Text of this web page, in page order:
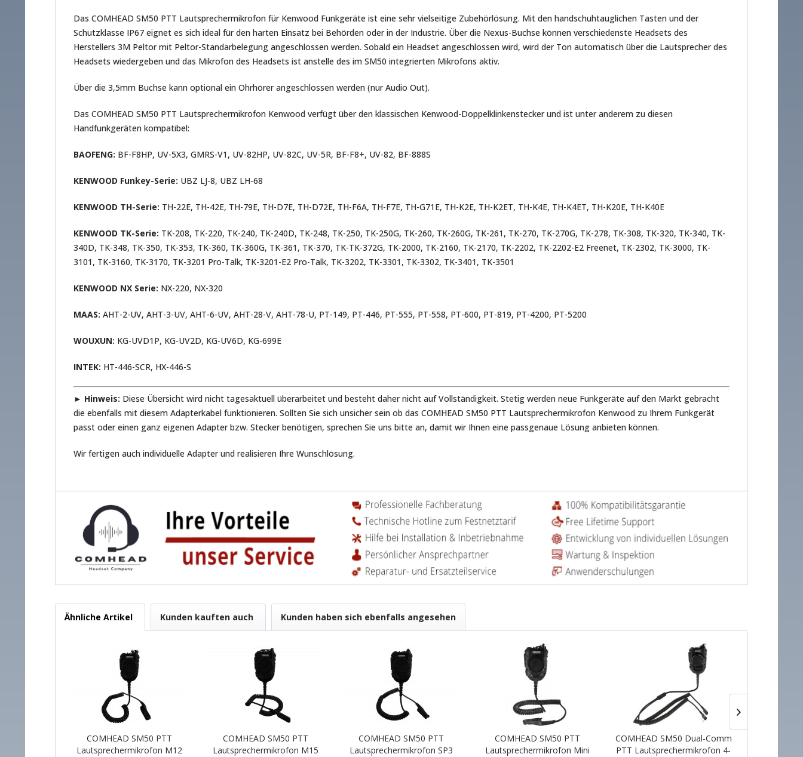
Das COMHEAD SM50 PTT Lautsprechermikrofon für Kenwood Funkgeräte ist eine sehr vielseitige Zubehörlösung. Mit den handschuhtauglichen Tasten und der
Schutzklasse IP67 eignet es sich ideal für den harten Einsatz bei Behörden oder in der Industrie. Über die Nexus-Buchse können verschiedenste Headsets des
Herstellers 3M Peltor mit Peltor-Standarbelegung angeschlossen werden. Sobald ein Headset angeschlossen wird, wird der Ton automatisch über die Lautsprecher des
Headsets wiedergeben und das Mikrofon des Headsets ist anstelle des im SM50 integrierten Mikrofons aktiv.
Über die 3,5mm Buchse kann optional ein Ohrhörer angeschlossen werden (nur Audio Out).
Das COMHEAD SM50 PTT Lautsprechermikrofon Kenwood verfügt über den klassischen Kenwood-Doppelklinkenstecker und ist unter anderem zu diesen
Handfunkgeräten kompatibel:
BAOFENG: BF-F8HP, UV-5X3, GMRS-V1, UV-82HP, UV-82C, UV-5R, BF-F8+, UV-82, BF-888S
KENWOOD Funkey-Serie: UBZ LJ-8, UBZ LH-68
KENWOOD TH-Serie: TH-22E, TH-42E, TH-79E, TH-D7E, TH-D72E, TH-F6A, TH-F7E, TH-G71E, TH-K2E, TH-K2ET, TH-K4E, TH-K4ET, TH-K20E, TH-K40E
KENWOOD TK-Serie: TK-208, TK-220, TK-240, TK-240D, TK-248, TK-250, TK-250G, TK-260, TK-260G, TK-261, TK-270, TK-270G, TK-278, TK-308, TK-320, TK-340, TK-
340D, TK-348, TK-350, TK-353, TK-360, TK-360G, TK-361, TK-370, TK-TK-372G, TK-2000, TK-2160, TK-2170, TK-2202, TK-2202-E2 Freenet, TK-2302, TK-3000, TK-
3101, TK-3160, TK-3170, TK-3201 Pro-Talk, TK-3201-E2 Pro-Talk, TK-3202, TK-3301, TK-3302, TK-3401, TK-3501
KENWOOD NX Serie: NX-220, NX-320
MAAS: AHT-2-UV, AHT-3-UV, AHT-6-UV, AHT-28-V, AHT-78-U, PT-149, PT-446, PT-555, PT-558, PT-600, PT-819, PT-4200, PT-5200
WOUXUN: KG-UVD1P, KG-UV2D, KG-UV6D, KG-699E
INTEK: HT-446-SCR, HX-446-S
► Hinweis: Diese Übersicht wird nicht tagesaktuell überarbeitet und besteht daher nicht auf Vollständigkeit. Stetig werden neue Funkgeräte auf den Markt gebracht
die ebenfalls mit diesem Adapterkabel funktionieren. Sollten Sie sich unsicher sein ob das COMHEAD SM50 PTT Lautsprechermikrofon Kenwood zu Ihrem Funkgerät
passt oder einen ganz eigenen Adapter bzw. Stecker benötigen, sprechen Sie uns bitte an, damit wir Ihnen eine passgenaue Lösung anbieten können.
Wir fertigen auch individuelle Adapter und realisieren Ihre Wunschlösung.
Ähnliche Artikel Kunden kauften auch Kunden haben sich ebenfalls angesehen
COMHEAD SM50 PTT
Lautsprechermikrofon M12
COMHEAD SM50 PTT
Lautsprechermikrofon M15
COMHEAD SM50 PTT
Lautsprechermikrofon SP3
COMHEAD SM50 PTT
Lautsprechermikrofon Mini
COMHEAD SM50 Dual-Comm
PTT Lautsprechermikrofon 4-